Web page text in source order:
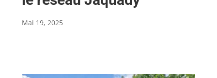
Mai 19, 2025